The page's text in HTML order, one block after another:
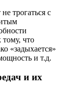
трогаться с
тому, что
«задыхается»
и т.д.
и их